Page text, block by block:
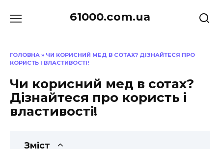
до
61000.com.ua
ГОЛОВНА » ЧИ КОРИСНИЙ МЕД В СОТАХ? ДІЗНАЙТЕСЯ ПРО
КОРИСТЬ І ВЛАСТИВОСТІ!
Чи корисний мед в сотах?
Дізнайтеся про користь і
властивості!
Зміст